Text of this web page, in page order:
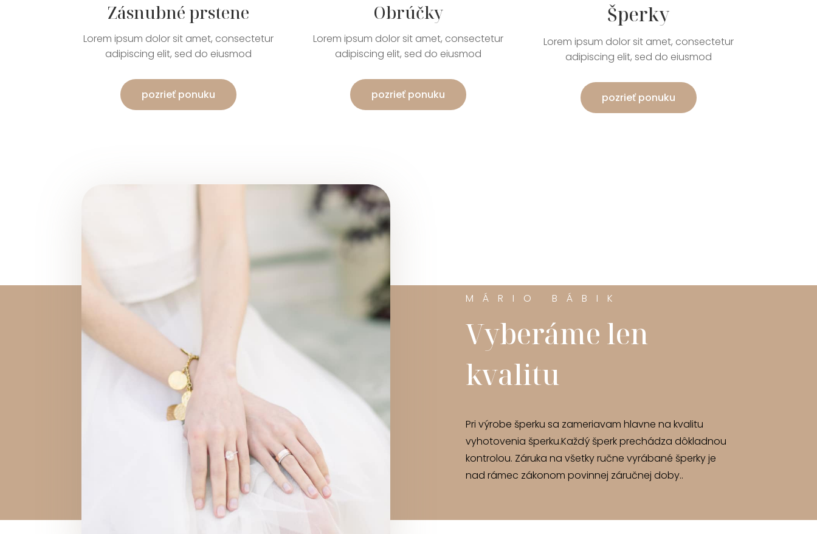
Zásnubné prstene
Lorem ipsum dolor sit amet, consectetur
adipiscing elit, sed do eiusmod
pozrieť ponuku
Obrúčky
Lorem ipsum dolor sit amet, consectetur
adipiscing elit, sed do eiusmod
pozrieť ponuku
Šperky
Lorem ipsum dolor sit amet, consectetur
adipiscing elit, sed do eiusmod
pozrieť ponuku
MÁRIO BÁBIK
Vyberáme len
kvalitu
Pri výrobe šperku sa zameriavam hlavne na kvalitu
vyhotovenia šperku.Každý šperk prechádza dôkladnou
kontrolou. Záruka na všetky ručne vyrábané šperky je
nad rámec zákonom povinnej záručnej doby..